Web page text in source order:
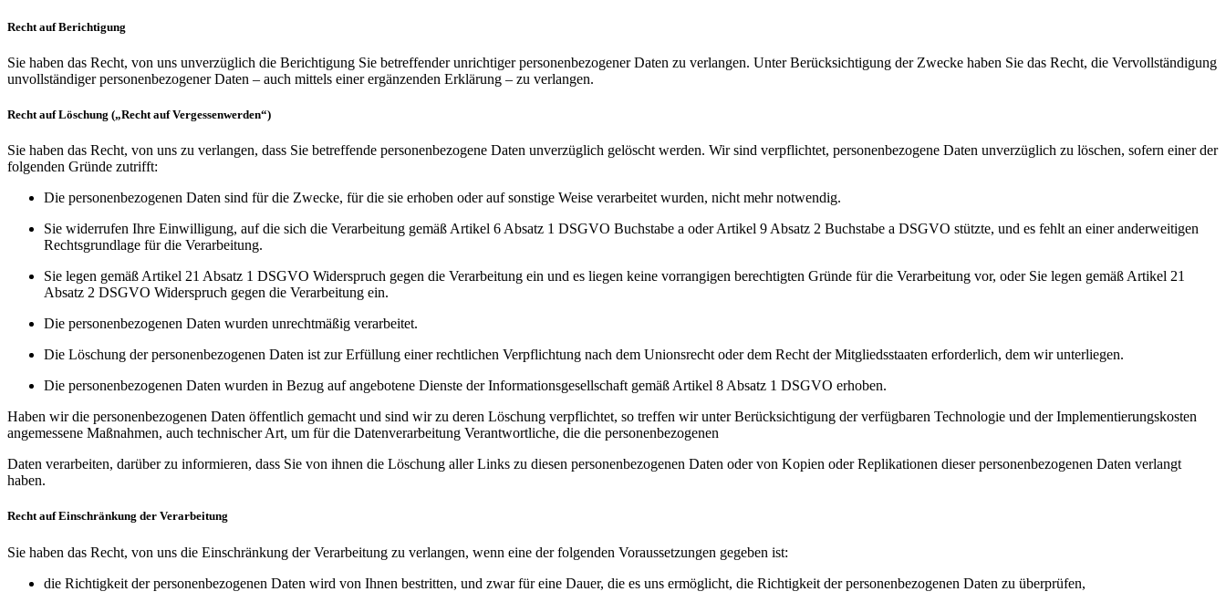
Recht auf Berichtigung
Sie haben das Recht, von uns unverzüglich die Berichtigung Sie betreffender unrichtiger personenbezogener Daten zu verlangen. Unter Berücksichtigung der Zwecke haben Sie das Recht, die Vervollständigung
unvollständiger personenbezogener Daten – auch mittels einer ergänzenden Erklärung – zu verlangen.
Recht auf Löschung („Recht auf Vergessenwerden“)
Sie haben das Recht, von uns zu verlangen, dass Sie betreffende personenbezogene Daten unverzüglich gelöscht werden. Wir sind verpflichtet, personenbezogene Daten unverzüglich zu löschen, sofern einer der
folgenden Gründe zutrifft:
Die personenbezogenen Daten sind für die Zwecke, für die sie erhoben oder auf sonstige Weise verarbeitet wurden, nicht mehr notwendig.
Sie widerrufen Ihre Einwilligung, auf die sich die Verarbeitung gemäß Artikel 6 Absatz 1 DSGVO Buchstabe a oder Artikel 9 Absatz 2 Buchstabe a DSGVO stützte, und es fehlt an einer anderweitigen
Rechtsgrundlage für die Verarbeitung.
Sie legen gemäß Artikel 21 Absatz 1 DSGVO Widerspruch gegen die Verarbeitung ein und es liegen keine vorrangigen berechtigten Gründe für die Verarbeitung vor, oder Sie legen gemäß Artikel 21
Absatz 2 DSGVO Widerspruch gegen die Verarbeitung ein.
Die personenbezogenen Daten wurden unrechtmäßig verarbeitet.
Die Löschung der personenbezogenen Daten ist zur Erfüllung einer rechtlichen Verpflichtung nach dem Unionsrecht oder dem Recht der Mitgliedsstaaten erforderlich, dem wir unterliegen.
Die personenbezogenen Daten wurden in Bezug auf angebotene Dienste der Informationsgesellschaft gemäß Artikel 8 Absatz 1 DSGVO erhoben.
Haben wir die personenbezogenen Daten öffentlich gemacht und sind wir zu deren Löschung verpflichtet, so treffen wir unter Berücksichtigung der verfügbaren Technologie und der Implementierungskosten
angemessene Maßnahmen, auch technischer Art, um für die Datenverarbeitung Verantwortliche, die die personenbezogenen
Daten verarbeiten, darüber zu informieren, dass Sie von ihnen die Löschung aller Links zu diesen personenbezogenen Daten oder von Kopien oder Replikationen dieser personenbezogenen Daten verlangt
haben.
Recht auf Einschränkung der Verarbeitung
Sie haben das Recht, von uns die Einschränkung der Verarbeitung zu verlangen, wenn eine der folgenden Voraussetzungen gegeben ist:
die Richtigkeit der personenbezogenen Daten wird von Ihnen bestritten, und zwar für eine Dauer, die es uns ermöglicht, die Richtigkeit der personenbezogenen Daten zu überprüfen,